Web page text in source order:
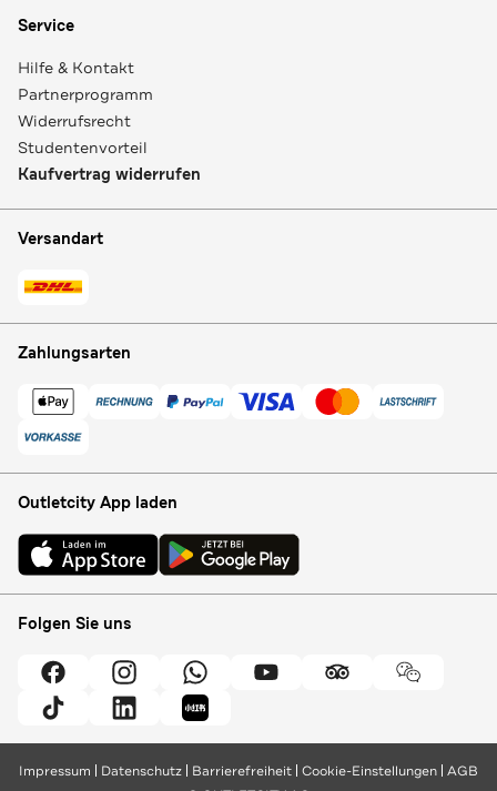
Service
Hilfe & Kontakt
Partnerprogramm
Widerrufsrecht
Studentenvorteil
Kaufvertrag widerrufen
Versandart
Zahlungsarten
Outletcity App laden
Folgen Sie uns
Impressum Datenschutz Barrierefreiheit Cookie-Einstellungen AGB